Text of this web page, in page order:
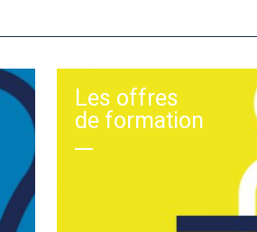
Les offres
de formation